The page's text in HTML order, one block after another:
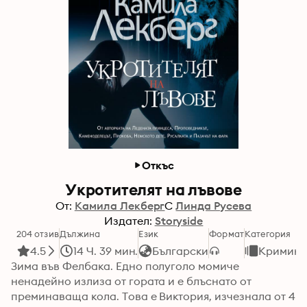
Откъс
Укротителят на лъвове
От: Камила ЛекбергС Линда Русева
Издател: Storyside
204 отзив
4.5
Дължина
14 Ч. 39 мин.
Език
Български
ФорматКатегория
Зима във Фелбака. Едно полуголо момиче
ненадейно излиза от гората и е блъснато от
преминаваща кола. Това е Виктория, изчезнала от 4